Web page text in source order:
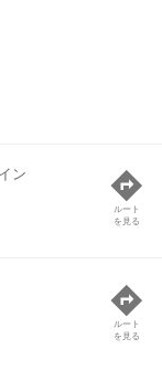
ン
ルート
を見る
ルート
を見る